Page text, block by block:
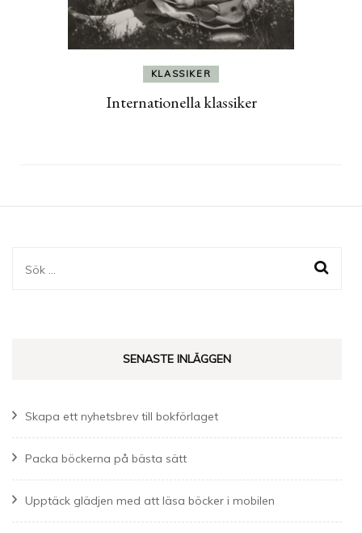
KLASSIKER
Internationella klassiker
Sök
SENASTE INLÄGGEN
Skapa ett nyhetsbrev till bokförlaget
Packa böckerna på bästa sätt
Upptäck glädjen med att läsa böcker i mobilen